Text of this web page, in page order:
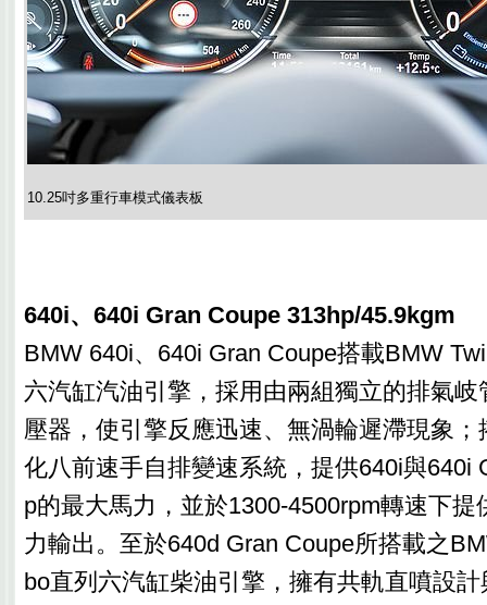
10.25吋多重行車模式儀表板
640i、640i Gran Coupe 313hp/45.9kgm
BMW 640i、640i Gran Coupe搭載BMW
六汽缸汽油引擎，採用由兩組獨立的排氣
壓器，使引擎反應迅速、無渦輪遲滯現象
化八前速手自排變速系統，提供640i與640i
p的最大馬力，並於1300-4500rpm轉速下提
力輸出。至於640d Gran Coupe所搭載之
bo直列六汽缸柴油引擎，擁有共軌直噴設